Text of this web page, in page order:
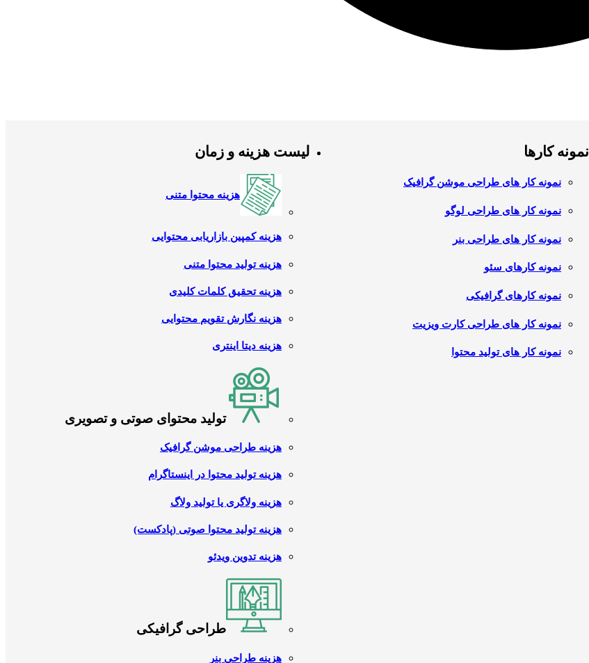
نمونه کارها
نمونه کار های طراحی موشن گرافیک
نمونه کار های طراحی لوگو
نمونه کار های طراحی بنر
نمونه کارهای سئو
نمونه کارهای گرافیکی
نمونه کار های طراحی کارت ویزیت
نمونه کار های تولید محتوا
لیست هزینه و زمان
هزینه محتوا متنی
هزینه کمپین بازاریابی محتوایی
هزینه تولید محتوا متنی
هزینه تحقیق کلمات کلیدی
هزینه نگارش تقویم محتوایی
هزینه دیتا اینتری
تولید محتوای صوتی و تصویری
هزینه طراحی موشن گرافیک
هزینه تولید محتوا در اینستاگرام
هزینه ولاگری یا تولید ولاگ
هزینه تولید محتوا صوتی (پادکست)
هزینه تدوین ویدئو
طراحی گرافیکی
هزینه طراحی بنر